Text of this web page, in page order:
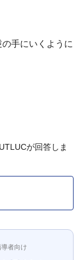
手にいくように
が回答しま
者向け